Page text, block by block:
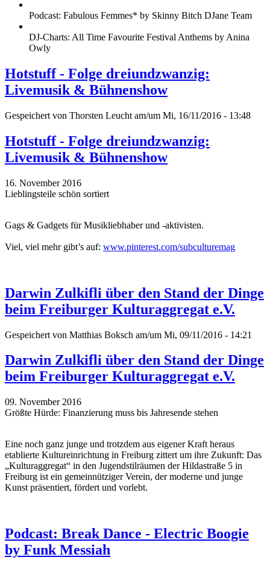
Podcast: Fabulous Femmes* by Skinny Bitch DJane Team
DJ-Charts: All Time Favourite Festival Anthems by Anina
Owly
Hotstuff - Folge dreiundzwanzig:
Livemusik & Bühnenshow
Gespeichert von Thorsten Leucht am/um Mi, 16/11/2016 - 13:48
Hotstuff - Folge dreiundzwanzig:
Livemusik & Bühnenshow
16. November 2016
Lieblingsteile schön sortiert
Gags & Gadgets für Musikliebhaber und -aktivisten.
Viel, viel mehr gibt’s auf: www.pinterest.com/subculturemag
Darwin Zulkifli über den Stand der Dinge
beim Freiburger Kulturaggregat e.V.
Gespeichert von Matthias Boksch am/um Mi, 09/11/2016 - 14:21
Darwin Zulkifli über den Stand der Dinge
beim Freiburger Kulturaggregat e.V.
09. November 2016
Größte Hürde: Finanzierung muss bis Jahresende stehen
Eine noch ganz junge und trotzdem aus eigener Kraft heraus
etablierte Kultureinrichtung in Freiburg zittert um ihre Zukunft: Das
„Kulturaggregat“ in den Jugendstilräumen der Hildastraße 5 in
Freiburg ist ein gemeinnütziger Verein, der moderne und junge
Kunst präsentiert, fördert und vorlebt.
Podcast: Break Dance - Electric Boogie
by Funk Messiah